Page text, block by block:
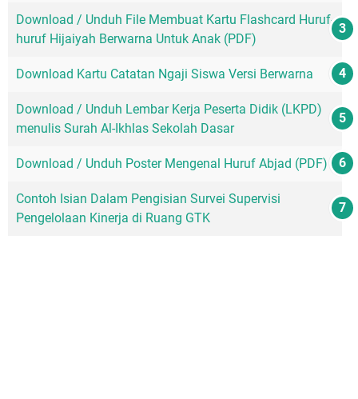
Download / Unduh File Membuat Kartu Flashcard Huruf-
huruf Hijaiyah Berwarna Untuk Anak (PDF)
Download Kartu Catatan Ngaji Siswa Versi Berwarna
Download / Unduh Lembar Kerja Peserta Didik (LKPD)
menulis Surah Al-Ikhlas Sekolah Dasar
Download / Unduh Poster Mengenal Huruf Abjad (PDF)
Contoh Isian Dalam Pengisian Survei Supervisi
Pengelolaan Kinerja di Ruang GTK